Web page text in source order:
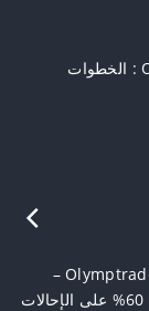
حساب تسجيل Olymptrade : الخطوات
مكافأة إحالة الأصدقاء من Olymptrade –